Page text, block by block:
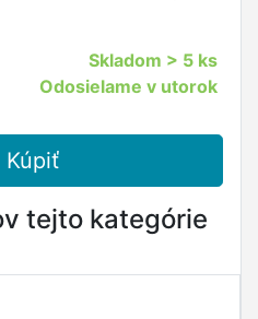
Skladom > 5 ks
Odosielame v utorok
tejto kategórie